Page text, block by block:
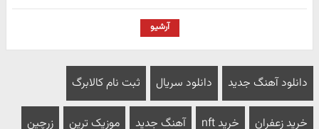
آرشیو
دانلود آهنگ جدید دانلود سریال ثبت نام کالابرگ
خرید زعفران خرید nft آهنگ جدید موزیک ترین زرچین